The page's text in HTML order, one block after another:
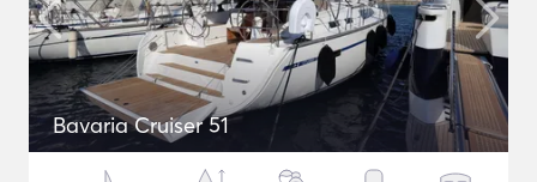
Bavaria Cruiser 51